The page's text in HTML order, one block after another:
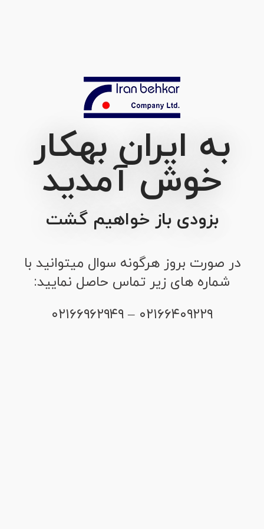
به ایران بهکار
خوش آمدید
بزودی باز خواهیم گشت
در صورت بروز هرگونه سوال میتوانید با
شماره های زیر تماس حاصل نمایید:
۰۲۱۶۶۴۰۹۲۲۹ – ۰۲۱۶۶۹۶۲۹۴۹